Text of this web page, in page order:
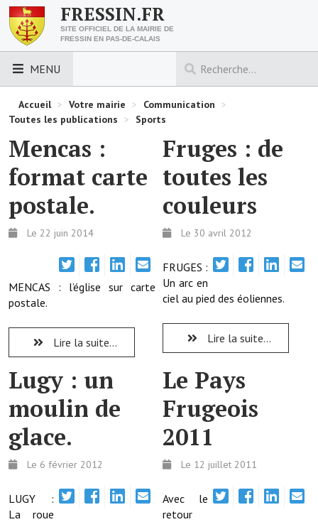
FRESSIN.FR
SITE OFFICIEL DE LA MAIRIE DE
FRESSIN EN PAS-DE-CALAIS
MENU
LES ESSENTIELS
Urbanisme
Les foulées fressinoises
Démarches administratives
Projets et travaux en cours
Fêtes et manifestations
Numéros d'urgence
Terrains et maisons à vendre
VOTRE MAIRIE
Accueil > Votre mairie > Communication >
Toutes les publications > Sports
Mencas :
format carte
postale.
Le 22 juin 2014
MENCAS : l’église sur carte
postale.
Lire la suite...
Fruges : de
toutes les
couleurs
Le 30 avril 2012
FRUGES :
Un arc en
ciel au pied des éoliennes.
Lire la suite...
Lugy : un
moulin de
glace.
Le 6 février 2012
LUGY :
La roue
Le Pays
Frugeois
2011
Le 12 juillet 2011
Avec le
retour